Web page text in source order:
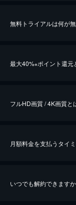
無料トライアルは何が
最大40%※ポイント還元
※40％ポイント還元の対象
フルHD画質 / 4K画質と
月額料金を支払うタイ
いつでも解約できますか